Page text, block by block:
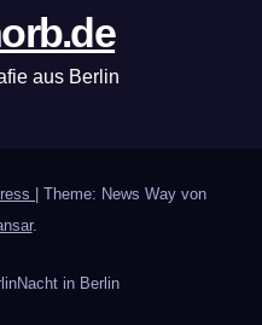
aus Berlin
| Theme: News Way von
.
Nacht in Berlin